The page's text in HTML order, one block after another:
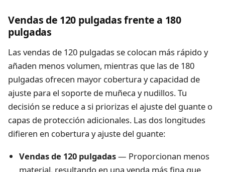
Vendas de 120 pulgadas frente a 180
pulgadas
Las vendas de 120 pulgadas se colocan más rápido y
añaden menos volumen, mientras que las de 180
pulgadas ofrecen mayor cobertura y capacidad de
ajuste para el soporte de muñeca y nudillos. Tu
decisión se reduce a si priorizas el ajuste del guante o
capas de protección adicionales. Las dos longitudes
difieren en cobertura y ajuste del guante:
Vendas de 120 pulgadas— Proporcionan menos